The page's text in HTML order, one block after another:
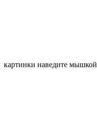
картинки наведите мышкой